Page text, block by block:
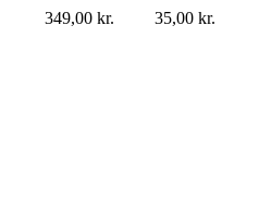
349,00 kr. 35,00 kr.